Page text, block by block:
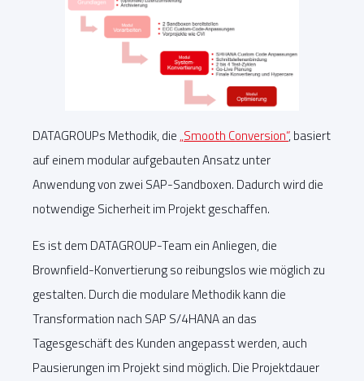
DATAGROUPs Methodik, die„Smooth Conversion“, basiert
auf einem modular aufgebauten Ansatz unter
Anwendung von zwei SAP-Sandboxen. Dadurch wird die
notwendige Sicherheit im Projekt geschaffen.
Es ist dem DATAGROUP-Team ein Anliegen, die
Brownfield-Konvertierung so reibungslos wie möglich zu
gestalten. Durch die modulare Methodik kann die
Transformation nach SAP S/4HANA an das
Tagesgeschäft des Kunden angepasst werden, auch
Pausierungen im Projekt sind möglich. Die Projektdauer